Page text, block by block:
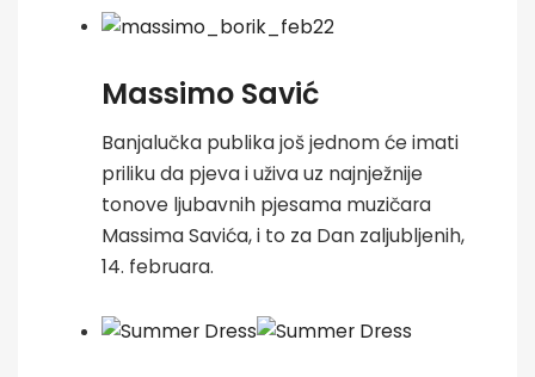
Massimo Savić
Banjalučka publika još jednom će imati
priliku da pjeva i uživa uz najnježnije
tonove ljubavnih pjesama muzičara
Massima Savića, i to za Dan zaljubljenih,
14. februara.